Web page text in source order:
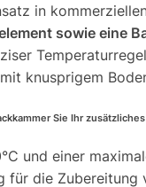
in
sowie eine
knusprigem
Sie Ihr
und einer
für die